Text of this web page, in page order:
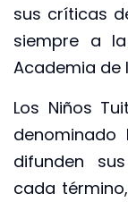
sus críticas
siempre a
Academia de
Los Niños
denominado
difunden
cada